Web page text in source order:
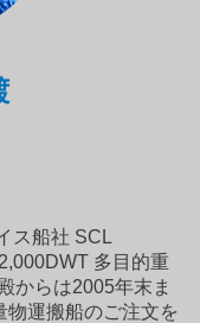
ス船社 SCL
多目的重
からは2005年末ま
物運搬船のご注文を